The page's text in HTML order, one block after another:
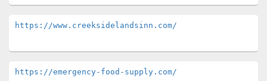
https://www.creeksidelandsinn.com/
https://emergency-food-supply.com/